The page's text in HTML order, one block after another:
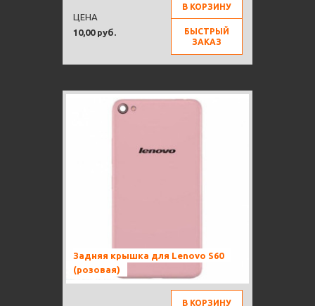
10,00 руб.
ЦЕНА
В КОРЗИНУ
БЫСТРЫЙ
ЗАКАЗ
Задняя крышка для Lenovo S60
(розовая)
В КОРЗИНУ